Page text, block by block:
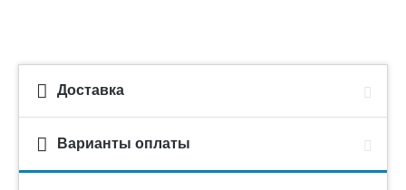
Доставка
Варианты оплаты